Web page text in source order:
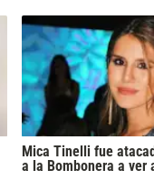
Mica Tinelli fue
a la Bombonera a ver